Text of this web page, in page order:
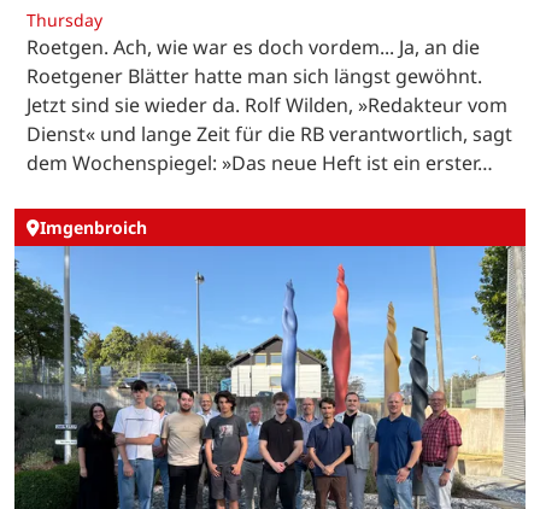
Thursday
Roetgen. Ach, wie war es doch vordem... Ja, an die
Roetgener Blätter hatte man sich längst gewöhnt.
Jetzt sind sie wieder da. Rolf Wilden, »Redakteur vom
Dienst« und lange Zeit für die RB verantwortlich, sagt
dem Wochenspiegel: »Das neue Heft ist ein erster…
Imgenbroich